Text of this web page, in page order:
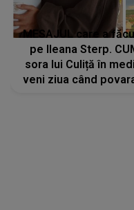
MESAJUL care a
pe Ileana Sterp.
sora lui Culiță în
veni ziua când